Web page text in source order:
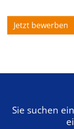
Jetzt bewerben
Sie suchen